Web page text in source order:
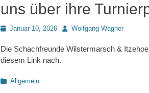
uns über ihre
PostedJanuar 10, 2026 AutorWolfgang Wagner
Die Schachfreunde Wilstermarsch &
diesem Link nach.
Kategorien
Allgemein